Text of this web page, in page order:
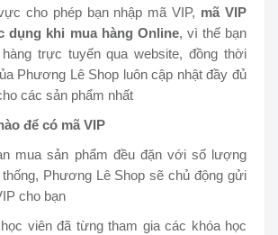
cho phép bạn nhập mã VIP, mã VIP
dụng khi mua hàng Online, vì thế bạn
trực tuyến qua website, đồng thời
Phương Lê Shop luôn cập nhật đầy đủ
các sản phẩm nhất
để có mã VIP
mua sản phẩm đều đặn với số lượng
Phương Lê Shop sẽ chủ động gửi
cho bạn
viên đã từng tham gia các khóa học